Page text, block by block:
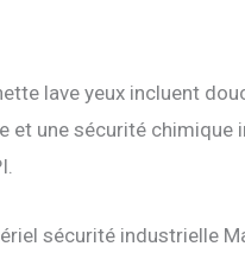
lave yeux incluent
une sécurité chimique
sécurité industrielle